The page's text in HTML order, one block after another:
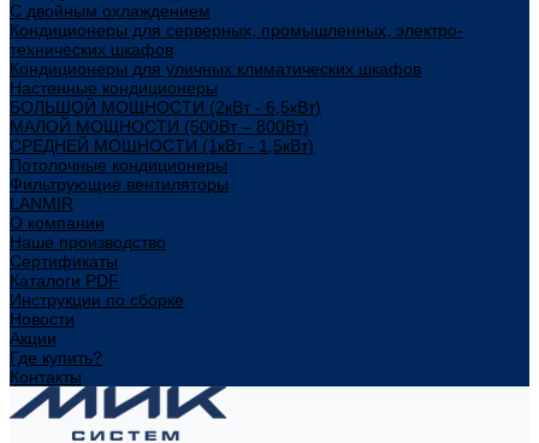
С двойным охлаждением
Кондиционеры для серверных, промышленных, электро-
технических шкафов
Кондиционеры для уличных климатических шкафов
Настенные кондиционеры
БОЛЬШОЙ МОЩНОСТИ (2кВт - 6,5кВт)
МАЛОЙ МОЩНОСТИ (500Вт – 800Вт)
СРЕДНЕЙ МОЩНОСТИ (1кВт - 1,5кВт)
Потолочные кондиционеры
Фильтрующие вентиляторы
LANMIR
О компании
Наше производство
Сертификаты
Каталоги PDF
Инструкции по сборке
Новости
Акции
Где купить?
Контакты